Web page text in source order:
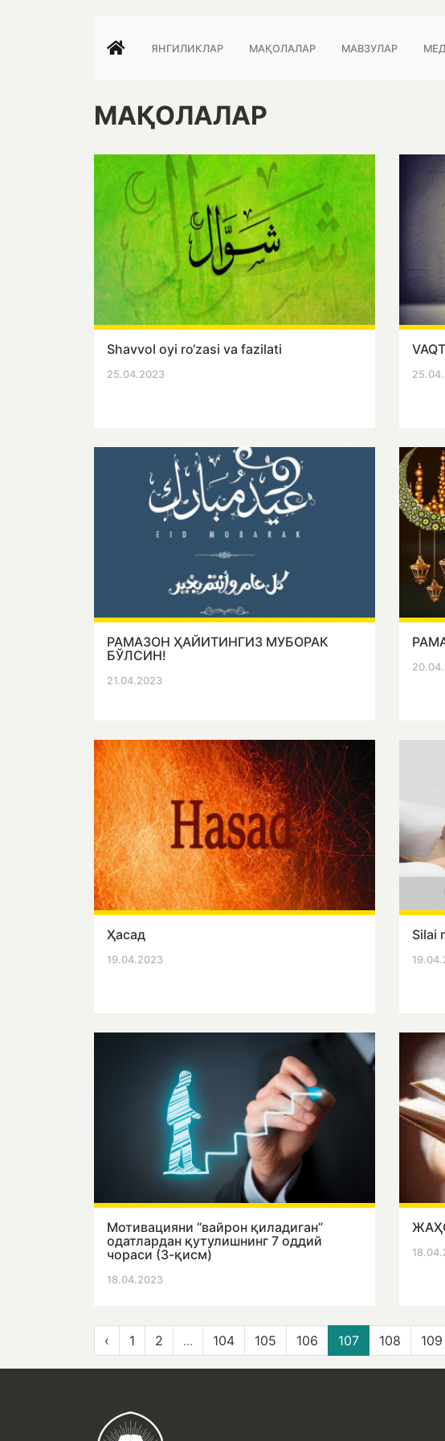
ЯНГИЛИКЛАР МАҚОЛАЛАР МАВЗУЛАР
МАҚОЛАЛАР
Shavvol oyi ro‘zasi va fazilati
25.04.2023
РАМАЗОН ҲАЙИТИНГИЗ МУБОРАК
БЎЛСИН!
21.04.2023
Ҳасад
19.04.2023
Silai
Мотивацияни “вайрон қиладиган”
одатлардан қутулишнинг 7 оддий
чораси (3-қисм)
18.04.2023
‹ 1 2 ... 104 105 106 107 108 109